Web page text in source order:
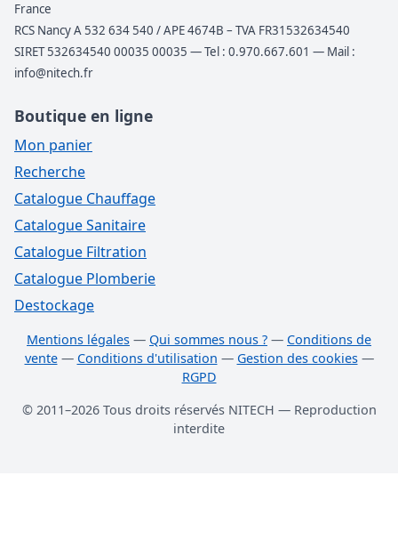
France
RCS Nancy A 532 634 540 / APE 4674B – TVA FR31532634540
SIRET 532634540 00035 00035 — Tel : 0.970.667.601 — Mail :
info@nitech.fr
Boutique en ligne
Mon panier
Recherche
Catalogue Chauffage
Catalogue Sanitaire
Catalogue Filtration
Catalogue Plomberie
Destockage
Mentions légales — Qui sommes nous ? — Conditions de
vente— Conditions d'utilisation — Gestion des cookies—
RGPD
© 2011–2026 Tous droits réservés NITECH — Reproduction
interdite